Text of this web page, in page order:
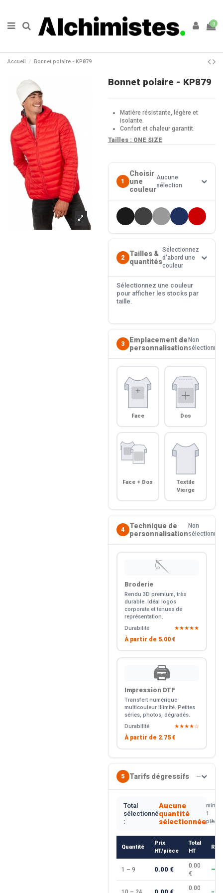
0
Accueil Bonnet polaire - KP879
Bonnet polaire - KP879
Matière résistante, légère et
isolante.
Confort et chaleur garantit.
Tailles : ONE SIZE
1
Choisir
une
couleur
Aucune
sélection
2
Tailles &
quantités
Sélectionnez
d'abord une
couleur
Sélectionnez une couleur
pour afficher les stocks par
taille.
3
Emplacement de
personnalisation
Non
sélectionné
Face Dos
Face + Dos
Textile
Vierge
4
Technique de
personnalisation
Non
sélectionné
🪡
Broderie
Rendu 3D premium, très
durable. Idéal logos
corporate et tenues de
représentation.
Durabilité
★★★★★
À partir de 5.00 €
🖨️
Impression DTF
Transfert numérique
multicouleur illimité. Petites
séries, photos, dégradés.
Durabilité
★★★★☆
À partir de 2.75 €
5 Tarifs dégressifs —
Total
sélectionné
:
Aucune
quantité
sélectionnée
min.
1
pièce
Quantité
Prix
HT/pièce
Total
HT
1 – 9 0.00 €
0.00
€
—
0.00